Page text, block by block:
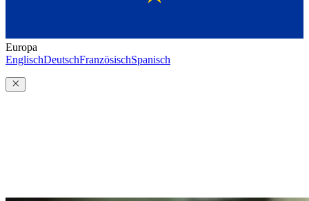
Europa
EnglischDeutschFranzösischSpanisch